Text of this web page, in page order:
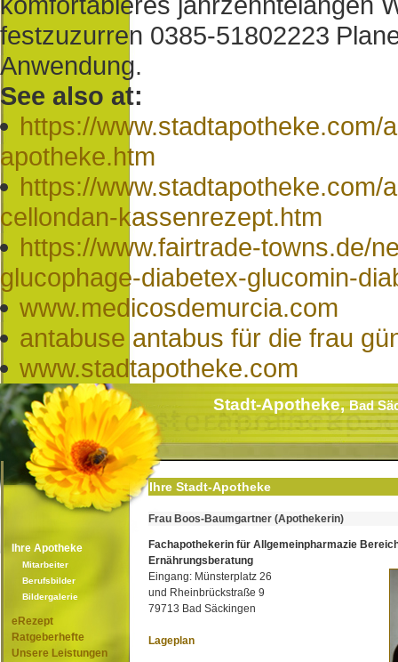
festzuzurren 0385-51802223
Anwendung.
See also at:
https://
apotheke.htm
https://
cellondan-kassenrezept.htm
https://www.fairtrade-towns.de/
glucophage-diabetex-glucomin-
www.medicosdemurcia.com
antabuse antabus für die frau
www.stadtapotheke.com
Stadt-Apotheke,Bad
Ihre Apotheke
Mitarbeiter
Berufsbilder
Bildergalerie
eRezept
Ratgeberhefte
Unsere Leistungen
Ihre Stadt-Apotheke
Frau Boos-Baumgartner (Apothekerin)
Fachapothekerin für Allgemeinpharmazie
Ernährungsberatung
Eingang: Münsterplatz 26
und Rheinbrückstraße 9
79713 Bad Säckingen
Lageplan